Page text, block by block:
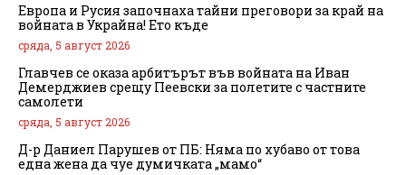
Европа и Русия започнаха тайни преговори за край на
войната в Украйна! Ето къде
сряда, 5 август 2026
Главчев се оказа арбитърът във войната на Иван
Демерджиев срещу Пеевски за полетите с частните
самолети
сряда, 5 август 2026
Д-р Даниел Парушев от ПБ: Няма по хубаво от това
една жена да чуе думичката „мамо“